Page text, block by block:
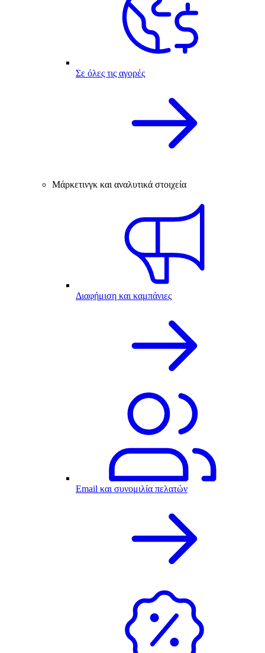
Σε όλες τις αγορές
Μάρκετινγκ και αναλυτικά στοιχεία
Διαφήμιση και καμπάνιες
Email και συνομιλία πελατών